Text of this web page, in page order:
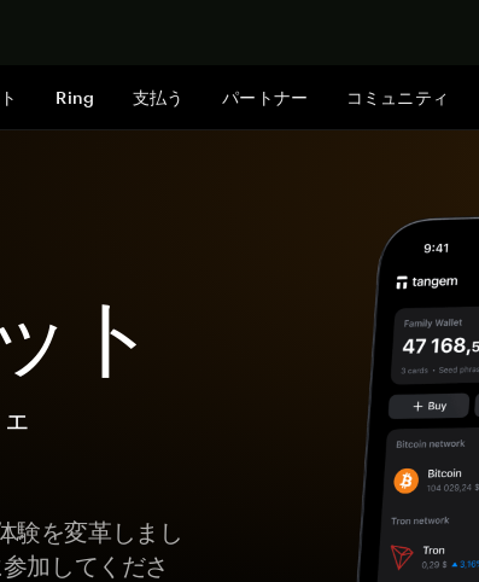
Ring 支払う パートナー コミュニティ
ト
験を変革しまし
加してくださ